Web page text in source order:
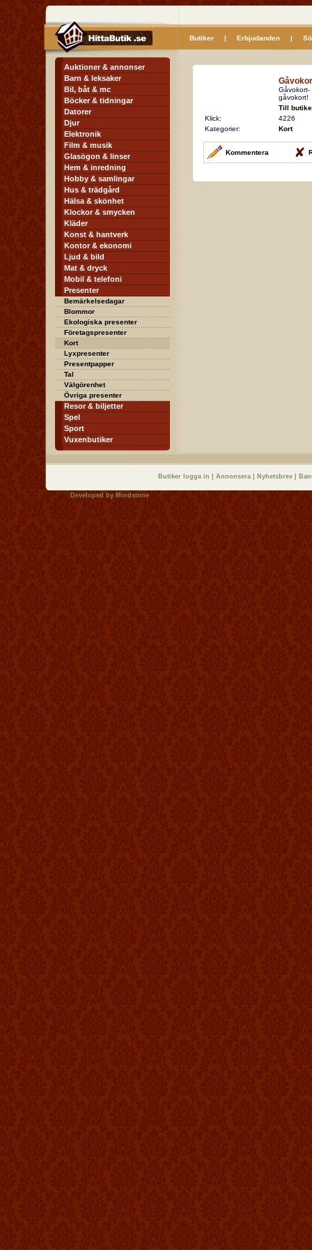
Butiker| Erbjudanden|
Auktioner & annonser
Barn & leksaker
Bil, båt & mc
Böcker & tidningar
Datorer
Djur
Elektronik
Film & musik
Glasögon & linser
Hem & inredning
Hobby & samlingar
Hus & trädgård
Hälsa & skönhet
Klockor & smycken
Kläder
Konst & hantverk
Kontor & ekonomi
Ljud & bild
Mat & dryck
Mobil & telefoni
Presenter
Bemärkelsedagar
Blommor
Ekologiska presenter
Företagspresenter
Kort
Lyxpresenter
Presentpapper
Tal
Välgörenhet
Övriga presenter
Resor & biljetter
Spel
Sport
Vuxenbutiker
Gåvokort-
gåvokort!
Till
Klick:
4226
Kategorier:
Kort
Kommentera
Butiker logga in Annonsera Nyhetsbrev
Developed by Mindstone